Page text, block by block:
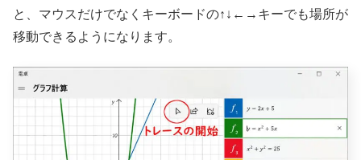
と、マウスだけでなくキーボードの↑↓←→キーでも場所が
移動できるようになります。